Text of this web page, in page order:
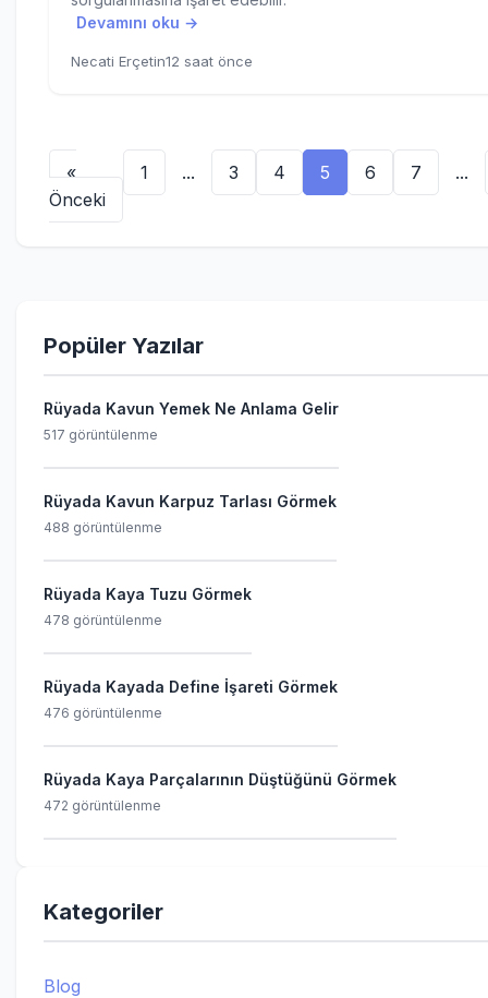
Devamını oku →
Necati Erçetin12 saat önce
«
Önceki
1 ... 3 4 5 6 7 ...
Popüler Yazılar
Rüyada Kavun Yemek Ne Anlama Gelir
517 görüntülenme
Rüyada Kavun Karpuz Tarlası Görmek
488 görüntülenme
Rüyada Kaya Tuzu Görmek
478 görüntülenme
Rüyada Kayada Define İşareti Görmek
476 görüntülenme
Rüyada Kaya Parçalarının Düştüğünü Görmek
472 görüntülenme
Kategoriler
Blog